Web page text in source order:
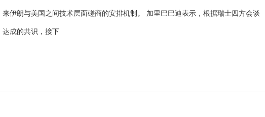
来伊朗与美国之间技术层面磋商的安排机制。 加里巴巴迪表示，根据瑞士四方会谈
达成的共识，接下